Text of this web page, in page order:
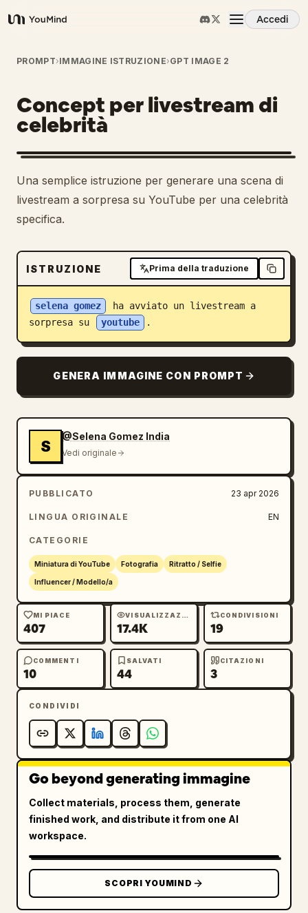
YouMind
Accedi
Panoramica
Casi d'uso
Abilità
Prompt
Scarica
Blog
Aggiornamenti
PROMPT›IMMAGINE ISTRUZIONE›GPT IMAGE 2
Concept per livestream di
celebrità
Una semplice istruzione per generare una scena di
livestream a sorpresa su YouTube per una celebrità
specifica.
ISTRUZIONE Prima della traduzione
selena gomez
ha avviato un livestream a
sorpresa su
youtube .
GENERA IMMAGINE CON PROMPT
S
@Selena Gomez India
Vedi originale
PUBBLICATO 23 apr 2026
LINGUA ORIGINALE EN
CATEGORIE
Miniatura di YouTube Fotografia Ritratto / Selfie
Influencer / Modello/a
MI PIACE
407
VISUALIZZAZIONI
17.4K
CONDIVISIONI
19
COMMENTI
10
SALVATI
44
CITAZIONI
3
CONDIVIDI
Go beyond generating immagine
Collect materials, process them, generate
finished work, and distribute it from one AI
workspace.
SCOPRI YOUMIND